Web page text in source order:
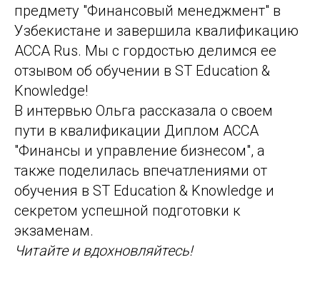
предмету "Финансовый менеджмент" в
Узбекистане и завершила квалификацию
ACCA Rus. Мы с гордостью делимся ее
отзывом об обучении в ST Education &
Knowledge!
В интервью Ольга рассказала о своем
пути в квалификации Диплом ACCA
"Финансы и управление бизнесом", а
также поделилась впечатлениями от
обучения в ST Education & Knowledge и
секретом успешной подготовки к
экзаменам.
Читайте и вдохновляйтесь!